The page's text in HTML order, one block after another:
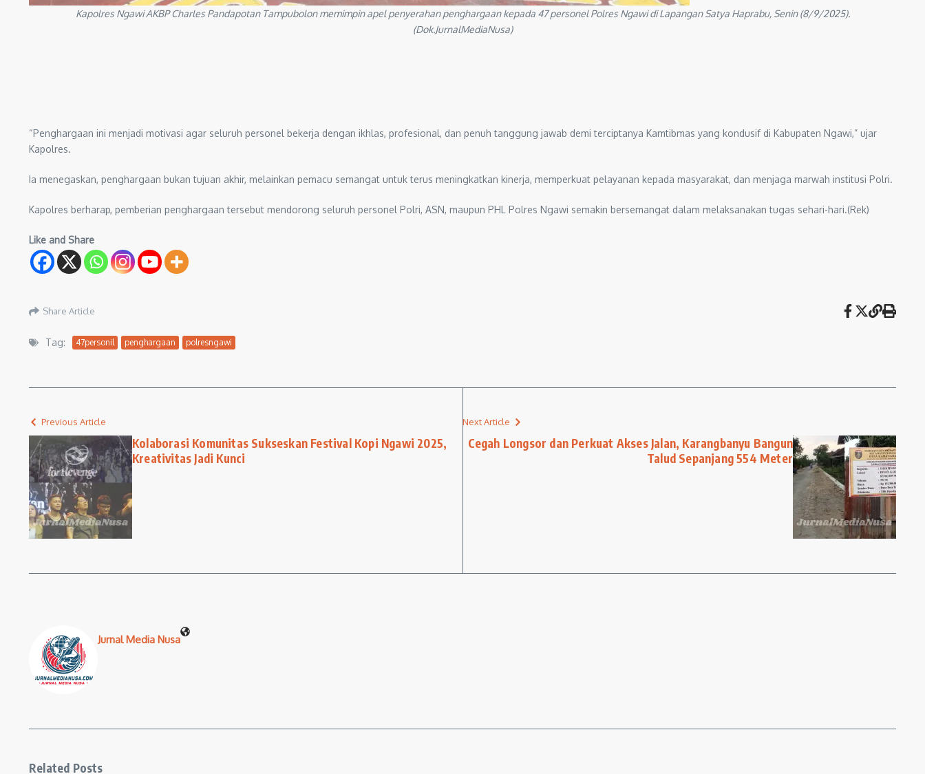
Kapolres Ngawi AKBP Charles Pandapotan Tampubolon memimpin apel penyerahan penghargaan kepada 47 personel Polres Ngawi di Lapangan Satya Haprabu, Senin (8/9/2025).
(Dok.JurnalMediaNusa)
“Penghargaan ini menjadi motivasi agar seluruh personel bekerja dengan ikhlas, profesional, dan penuh tanggung jawab demi terciptanya Kamtibmas yang kondusif di Kabupaten Ngawi,” ujar
Kapolres.
Ia menegaskan, penghargaan bukan tujuan akhir, melainkan pemacu semangat untuk terus meningkatkan kinerja, memperkuat pelayanan kepada masyarakat, dan menjaga marwah institusi Polri.
Kapolres berharap, pemberian penghargaan tersebut mendorong seluruh personel Polri, ASN, maupun PHL Polres Ngawi semakin bersemangat dalam melaksanakan tugas sehari-hari.(Rek)
Like and Share
Share Article
Tag: 47personil penghargaan polresngawi
Previous Article
Kolaborasi Komunitas Sukseskan Festival Kopi Ngawi 2025,
Kreativitas Jadi Kunci
Next Article
Cegah Longsor dan Perkuat Akses Jalan, Karangbanyu Bangun
Talud Sepanjang 554 Meter
Jurnal Media Nusa
Related Posts